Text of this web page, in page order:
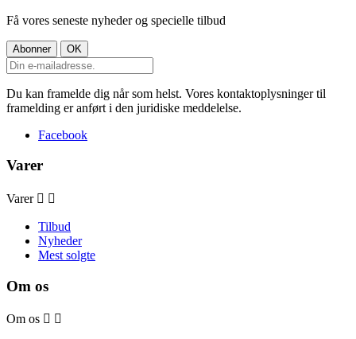
Få vores seneste nyheder og specielle tilbud
Du kan framelde dig når som helst. Vores kontaktoplysninger til
framelding er anført i den juridiske meddelelse.
Facebook
Varer
Varer  
Tilbud
Nyheder
Mest solgte
Om os
Om os  